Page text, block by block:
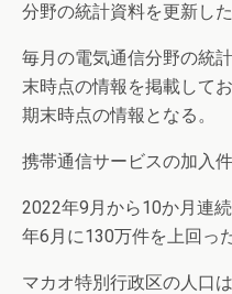
分野の統計資料を更新した
毎月の電気通信分野の統
末時点の情報を掲載して
期末時点の情報となる。
携帯通信サービスの加入
2022年9月から10か月連
年6月に130万件を上回った
マカオ特別行政区の人口